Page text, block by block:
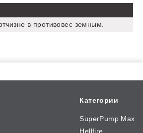
в противовес земным.
Категории
SuperPump Max
Hellfire